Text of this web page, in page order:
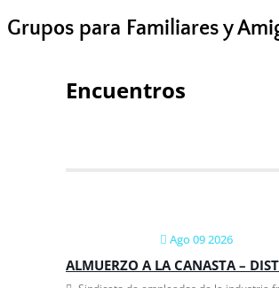
Grupos para Familiares y
Encuentros
Ago 09 2026
ALMUERZO A LA CANASTA –